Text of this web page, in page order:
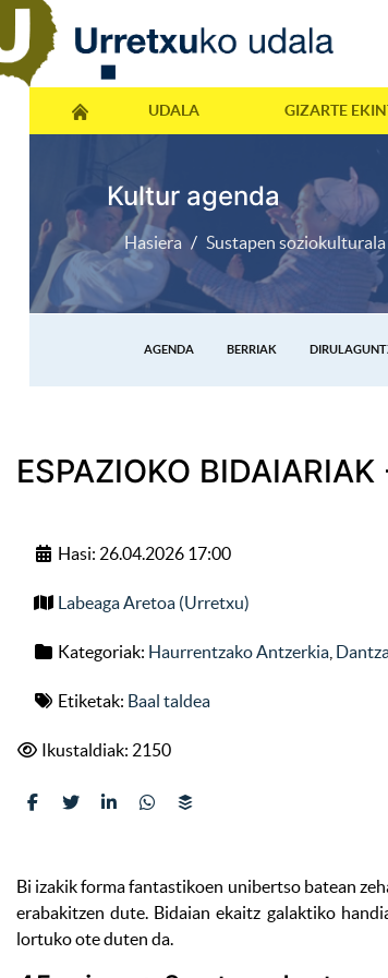
UDALA GIZARTE
Kultur agenda
Hasiera Sustapen soziokulturala
AGENDA BERRIAK
ESPAZIOKO
Hasi: 26.04.2026 17:00
Labeaga Aretoa (Urretxu)
Kategoriak: Haurrentzako Antzerkia
Etiketak: Baal taldea
Ikustaldiak: 2150
Bi izakik forma fantastikoen unibertso batean
erabakitzen dute. Bidaian ekaitz galaktiko
lortuko ote duten da.